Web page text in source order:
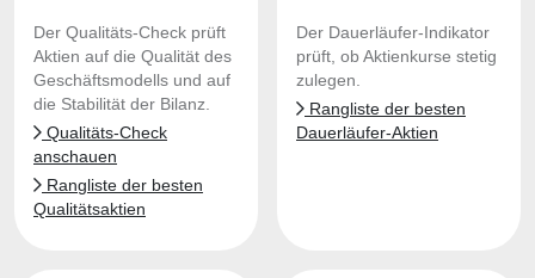
Der Qualitäts-Check prüft
Aktien auf die Qualität des
Geschäftsmodells und auf
die Stabilität der Bilanz.
Qualitäts-Check
anschauen
Rangliste der besten
Qualitätsaktien
Der Dauerläufer-Indikator
prüft, ob Aktienkurse stetig
zulegen.
Rangliste der besten
Dauerläufer-Aktien